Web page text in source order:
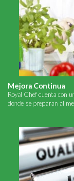
Mejora Continua
Royal Chef cuenta con
donde se preparan